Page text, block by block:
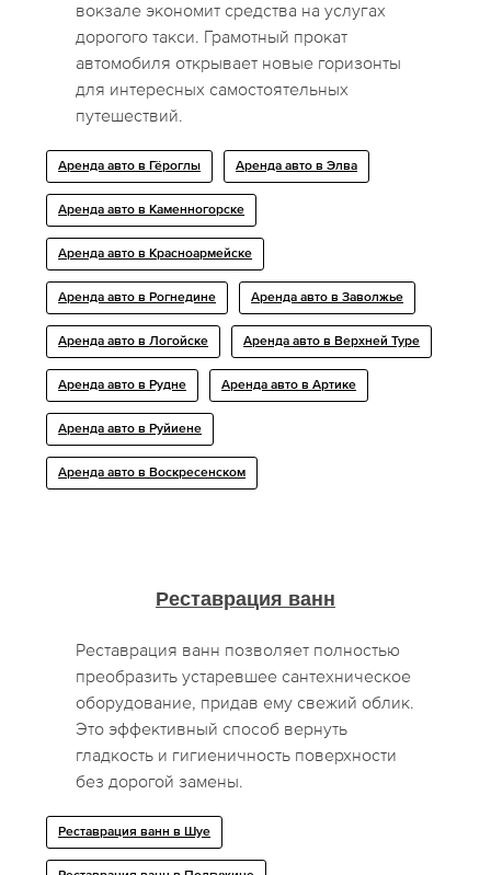
вокзале экономит средства на услугах
дорогого такси. Грамотный прокат
автомобиля открывает новые горизонты
для интересных самостоятельных
путешествий.
Аренда авто в Гёроглы Аренда авто в Элва
Аренда авто в Каменногорске
Аренда авто в Красноармейске
Аренда авто в Рогнедине Аренда авто в Заволжье
Аренда авто в Логойске Аренда авто в Верхней Туре
Аренда авто в Рудне Аренда авто в Артике
Аренда авто в Руйиене
Аренда авто в Воскресенском
Реставрация ванн
Реставрация ванн позволяет полностью
преобразить устаревшее сантехническое
оборудование, придав ему свежий облик.
Это эффективный способ вернуть
гладкость и гигиеничность поверхности
без дорогой замены.
Реставрация ванн в Шуе